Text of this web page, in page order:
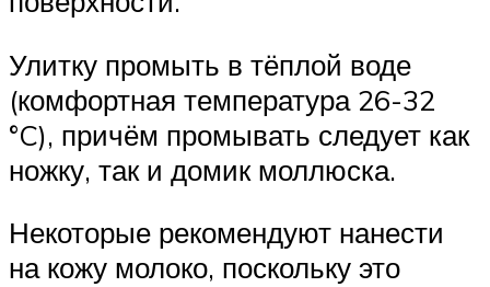
Улитку промыть в тёплой воде
(комфортная температура 26-32
°C), причём промывать следует как
ножку, так и домик моллюска.
Некоторые рекомендуют нанести
на кожу молоко, поскольку это